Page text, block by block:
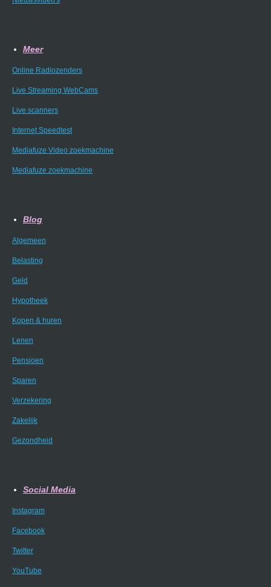
Meer
Online Radiozenders
Live Streaming WebCams
Live scanners
Internet Speedtest
Mediafuze Video zoekmachine
Mediafuze zoekmachine
Blog
Algemeen
Belasting
Geld
Hypotheek
Kopen & huren
Lenen
Pensioen
Sparen
Verzekering
Zakelijk
Gezondheid
Social Media
Instagram
Facebook
Twitter
YouTube